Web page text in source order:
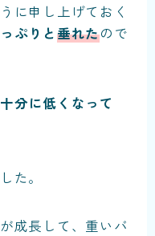
に申し上げておく
ぷりと垂れたので
分に低くなって
た。
成長して、重いバ